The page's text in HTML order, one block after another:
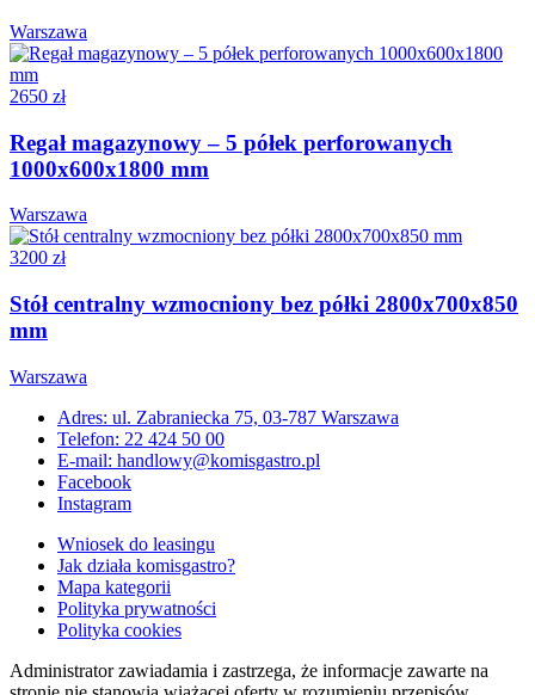
Warszawa
2650 zł
Regał magazynowy – 5 półek perforowanych
1000x600x1800 mm
Warszawa
3200 zł
Stół centralny wzmocniony bez półki 2800x700x850
mm
Warszawa
Adres: ul. Zabraniecka 75, 03-787 Warszawa
Telefon: 22 424 50 00
E-mail: handlowy@komisgastro.pl
Facebook
Instagram
Wniosek do leasingu
Jak działa komisgastro?
Mapa kategorii
Polityka prywatności
Polityka cookies
Administrator zawiadamia i zastrzega, że informacje zawarte na